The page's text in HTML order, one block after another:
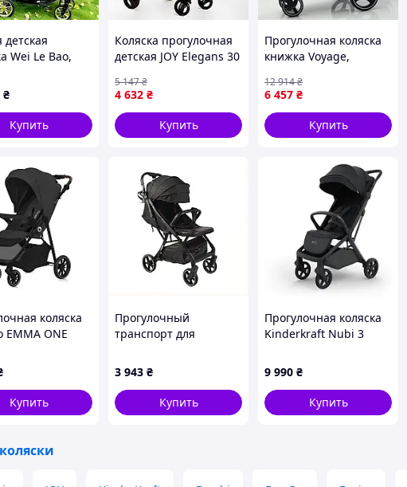
детская
Wei Le Bao,
подходит для
малышей,
для
₴
Купить
Коляска прогулочная
детская JOY Elegans 30
4 632 ₴
5 147₴
Купить
Прогулочная коляска
книжка Voyage,
коляска книжка
Компактная DT-71
6 457 ₴
12 914₴
Купить
коляска
EMMA ONE
Купить
Прогулочный
транспорт для
ручкой как у
чемодана, 8C9T50626K
3 943 ₴
Купить
Прогулочная коляска
Kinderkraft Nubi 3
(KSNUBI03BLK0000)
9 990 ₴
Купить